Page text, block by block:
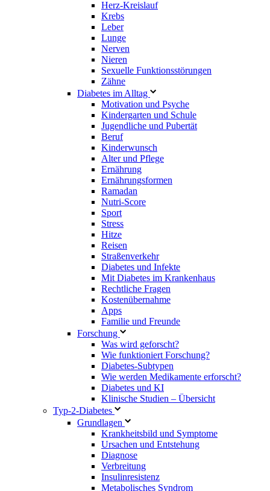
Herz-Kreislauf
Krebs
Leber
Lunge
Nerven
Nieren
Sexuelle Funktionsstörungen
Zähne
Diabetes im Alltag
Motivation und Psyche
Kindergarten und Schule
Jugendliche und Pubertät
Beruf
Kinderwunsch
Alter und Pflege
Ernährung
Ernährungsformen
Ramadan
Nutri-Score
Sport
Stress
Hitze
Reisen
Straßenverkehr
Diabetes und Infekte
Mit Diabetes im Krankenhaus
Rechtliche Fragen
Kostenübernahme
Apps
Familie und Freunde
Forschung
Was wird geforscht?
Wie funktioniert Forschung?
Diabetes-Subtypen
Wie werden Medikamente erforscht?
Diabetes und KI
Klinische Studien – Übersicht
Typ-2-Diabetes
Grundlagen
Krankheitsbild und Symptome
Ursachen und Entstehung
Diagnose
Verbreitung
Insulinresistenz
Metabolisches Syndrom